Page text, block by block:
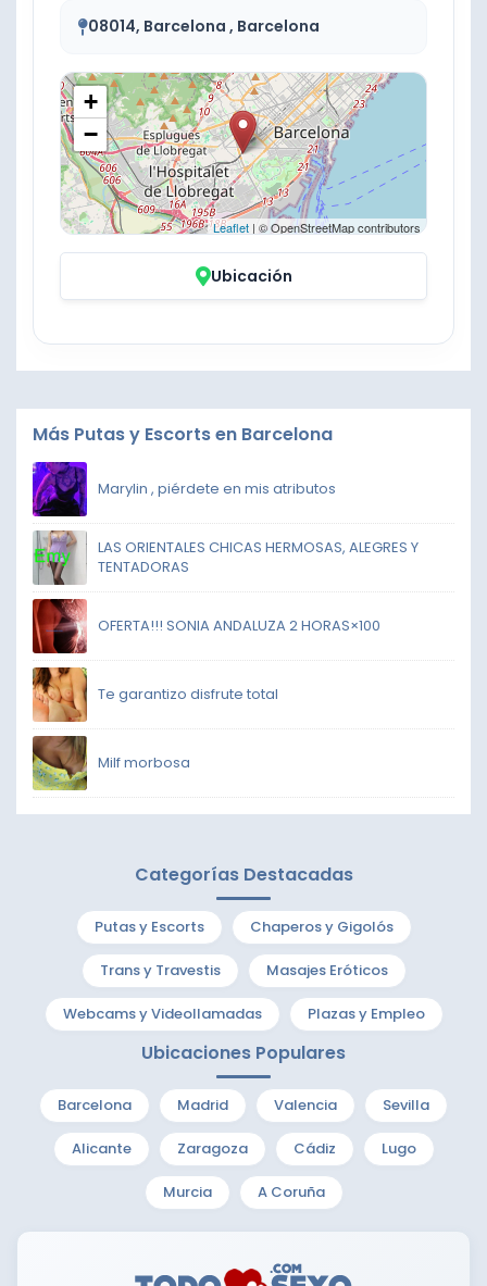
08014, Barcelona , Barcelona
+
−
Leaflet | © OpenStreetMap contributors
Ubicación
Más Putas y Escorts en Barcelona
Marylin , piérdete en mis atributos
LAS ORIENTALES CHICAS HERMOSAS, ALEGRES Y
TENTADORAS
OFERTA!!! SONIA ANDALUZA 2 HORAS×100
Te garantizo disfrute total
Milf morbosa
Categorías Destacadas
Putas y Escorts Chaperos y Gigolós
Trans y Travestis Masajes Eróticos
Webcams y Videollamadas Plazas y Empleo
Ubicaciones Populares
Barcelona Madrid Valencia Sevilla
Alicante Zaragoza Cádiz Lugo
Murcia A Coruña